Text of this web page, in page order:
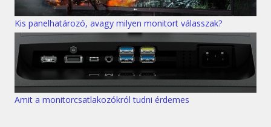
Kis panelhatározó, avagy milyen monitort válasszak?
Amit a monitorcsatlakozókról tudni érdemes